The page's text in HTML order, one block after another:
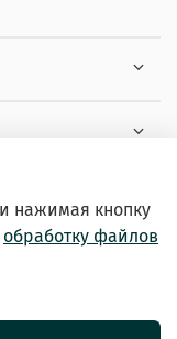
нажимая кнопку
обработку файлов